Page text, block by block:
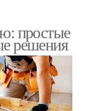
простые
решения